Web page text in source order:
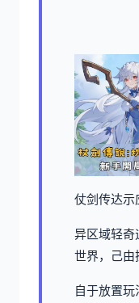
仗剑传达示
异区域轻奇
世界，己由
自于放置玩